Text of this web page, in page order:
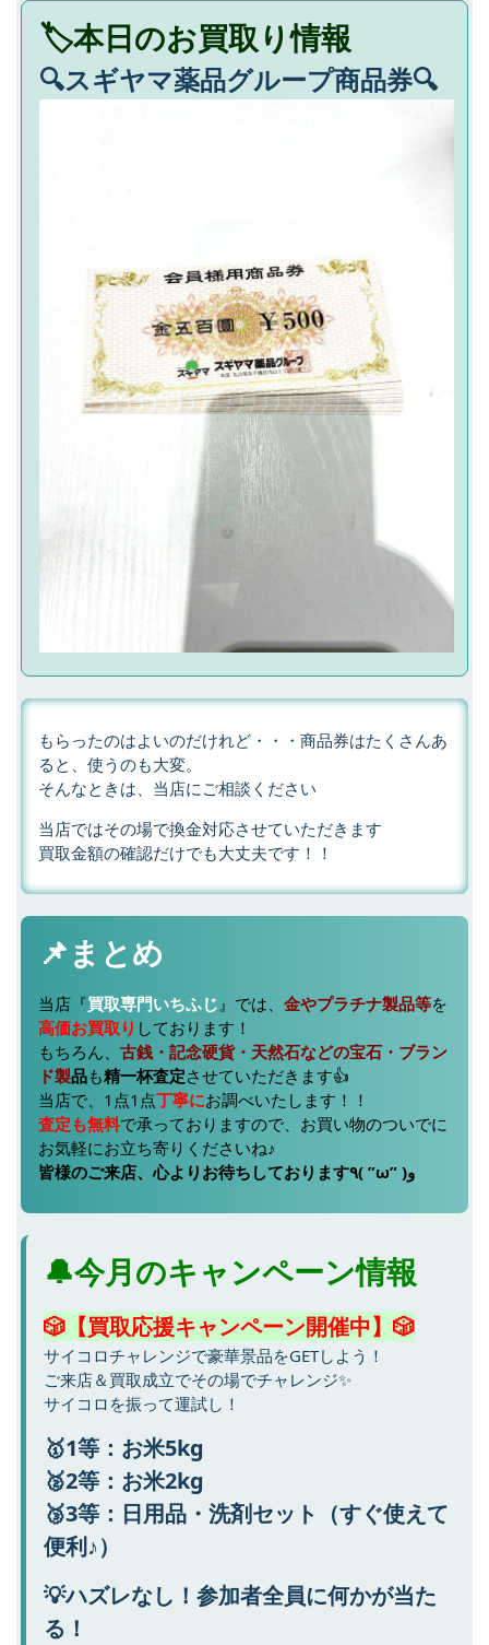
🏷️本日のお買取り情報
🔍スギヤマ薬品グループ商品券🔍
もらったのはよいのだけれど・・・商品券はたくさんあ
ると、使うのも大変。
そんなときは、当店にご相談ください
当店ではその場で換金対応させていただきます
買取金額の確認だけでも大丈夫です！！
📌まとめ
当店『買取専門いちふじ』では、 金やプラチナ製品等を
高価お買取り しております！
もちろん、 古銭・記念硬貨・天然石などの宝石・ブラン
ド製品も精一杯査定させていただきます👍
当店で、1点1点丁寧にお調べいたします！！
査定も無料で承っておりますので、お買い物のついでに
お気軽にお立ち寄りくださいね♪
皆様のご来店、心よりお待ちしております٩( ”ω” )و
🔔今月のキャンペーン情報
🎲【買取応援キャンペーン開催中】🎲
サイコロチャレンジで豪華景品をGETしよう！
ご来店＆買取成立でその場でチャレンジ✨
サイコロを振って運試し！
🥇1等：お米5kg
🥈2等：お米2kg
🥉3等：日用品・洗剤セット（すぐ使えて
便利♪）
💡ハズレなし！参加者全員に何かが当た
る！